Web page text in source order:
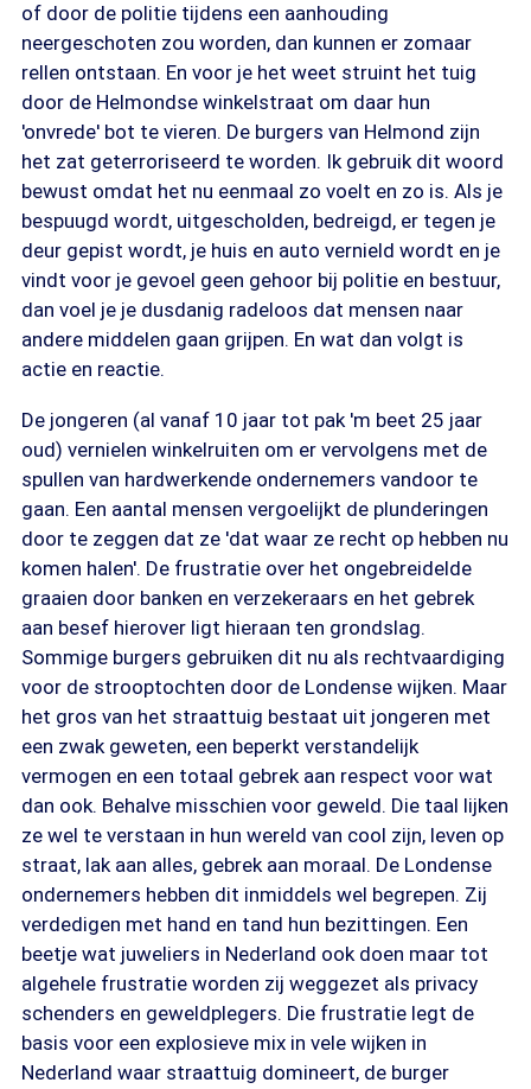
of door de politie tijdens een aanhouding
neergeschoten zou worden, dan kunnen er zomaar
rellen ontstaan. En voor je het weet struint het tuig
door de Helmondse winkelstraat om daar hun
'onvrede' bot te vieren. De burgers van Helmond zijn
het zat geterroriseerd te worden. Ik gebruik dit woord
bewust omdat het nu eenmaal zo voelt en zo is. Als je
bespuugd wordt, uitgescholden, bedreigd, er tegen je
deur gepist wordt, je huis en auto vernield wordt en je
vindt voor je gevoel geen gehoor bij politie en bestuur,
dan voel je je dusdanig radeloos dat mensen naar
andere middelen gaan grijpen. En wat dan volgt is
actie en reactie.
De jongeren (al vanaf 10 jaar tot pak 'm beet 25 jaar
oud) vernielen winkelruiten om er vervolgens met de
spullen van hardwerkende ondernemers vandoor te
gaan. Een aantal mensen vergoelijkt de plunderingen
door te zeggen dat ze 'dat waar ze recht op hebben nu
komen halen'. De frustratie over het ongebreidelde
graaien door banken en verzekeraars en het gebrek
aan besef hierover ligt hieraan ten grondslag.
Sommige burgers gebruiken dit nu als rechtvaardiging
voor de strooptochten door de Londense wijken. Maar
het gros van het straattuig bestaat uit jongeren met
een zwak geweten, een beperkt verstandelijk
vermogen en een totaal gebrek aan respect voor wat
dan ook. Behalve misschien voor geweld. Die taal lijken
ze wel te verstaan in hun wereld van cool zijn, leven op
straat, lak aan alles, gebrek aan moraal. De Londense
ondernemers hebben dit inmiddels wel begrepen. Zij
verdedigen met hand en tand hun bezittingen. Een
beetje wat juweliers in Nederland ook doen maar tot
algehele frustratie worden zij weggezet als privacy
schenders en geweldplegers. Die frustratie legt de
basis voor een explosieve mix in vele wijken in
Nederland waar straattuig domineert, de burger